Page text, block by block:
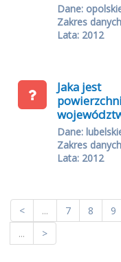
Dane:
Zakres
Lata: 2012
Jaka jest
Dane:
Zakres
Lata: 2012
< ... 7 8 9
...
>